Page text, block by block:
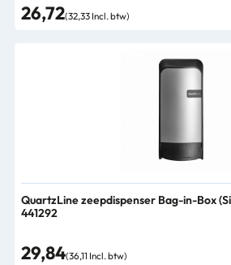
26,72(32,33 Incl. btw)
QuartzLine zeepdispenser Bag-in-Box
441292
29,84(36,11 Incl. btw)